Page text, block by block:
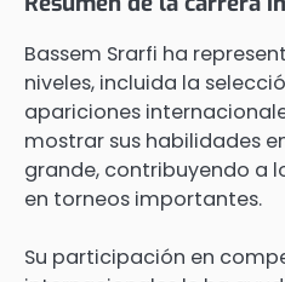
Bassem Srarfi ha
niveles, incluida la
apariciones
mostrar sus habilidades
grande, contribuyendo a
en torneos importantes.
Su participación en